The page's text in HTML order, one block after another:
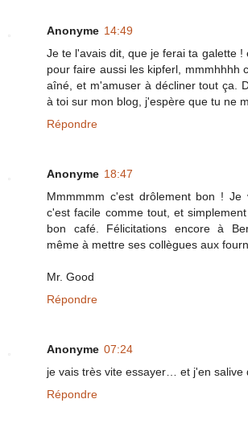
Anonyme 14:49
Je te l'avais dit, que je ferai ta galette !
pour faire aussi les kipferl, mmmhhhh
aîné, et m'amuser à décliner tout ça.
à toi sur mon blog, j'espère que tu ne
Répondre
Anonyme 18:47
Mmmmmm c'est drôlement bon ! Je
c'est facile comme tout, et
bon café. Félicitations encore à
même à mettre ses collègues aux
Mr. Good
Répondre
Anonyme 07:24
je vais très vite essayer… et j'en salive
Répondre